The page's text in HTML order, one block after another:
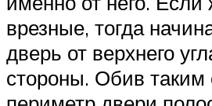
врезные, тогда
дверь от верхнего
стороны. Обив таким